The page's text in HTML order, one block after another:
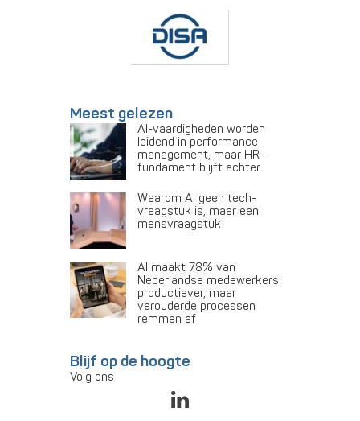
Meest gelezen
AI-vaardigheden worden
leidend in performance
management, maar HR-
fundament blijft achter
Waarom AI geen tech-
vraagstuk is, maar een
mensvraagstuk
AI maakt 78% van
Nederlandse medewerkers
productiever, maar
verouderde processen
remmen af
Blijf op de hoogte
Volg ons